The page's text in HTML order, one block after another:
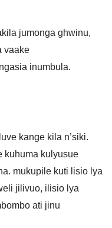
jumonga ghwinu,
vaake
inumbula.
kange kila n’siki.
kuhuma kulyusue
mukupile kuti lisio lya
jilivuo, ilisio lya
ati jinu